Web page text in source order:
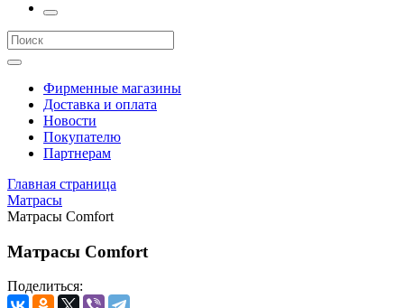
Фирменные магазины
Доставка и оплата
Новости
Покупателю
Партнерам
Главная страница
Матрасы
Матрасы Comfort
Матрасы Comfort
Поделиться: